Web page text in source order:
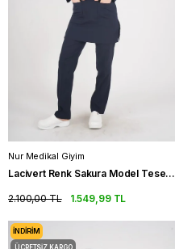
Nur Medikal Giyim
Lacivert Renk Sakura Model Tesettür Doktor Hemşire Scrubs Üniforma Takımı
1.549,99 TL
2.100,00 TL
İNDIRIM
ÜCRETSIZ KARGO